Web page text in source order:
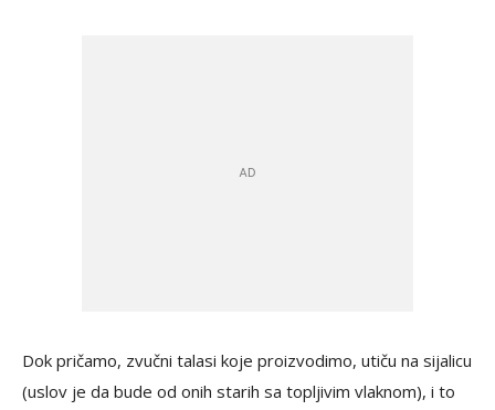
Dok pričamo, zvučni talasi koje proizvodimo, utiču na sijalicu
(uslov je da bude od onih starih sa topljivim vlaknom), i to